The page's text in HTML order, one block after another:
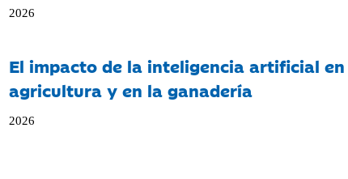
2026
El impacto de la inteligencia artificial
agricultura y en la ganadería
2026